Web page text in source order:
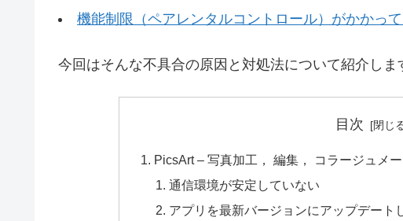
機能制限（ペアレンタルコントロール）がかかっ
今回はそんな不具合の原因と対処法について紹介しま
目次
PicsArt – 写真加工， 編集， コラージュメ
通信環境が安定していない
アプリを最新バージョンにアップデート